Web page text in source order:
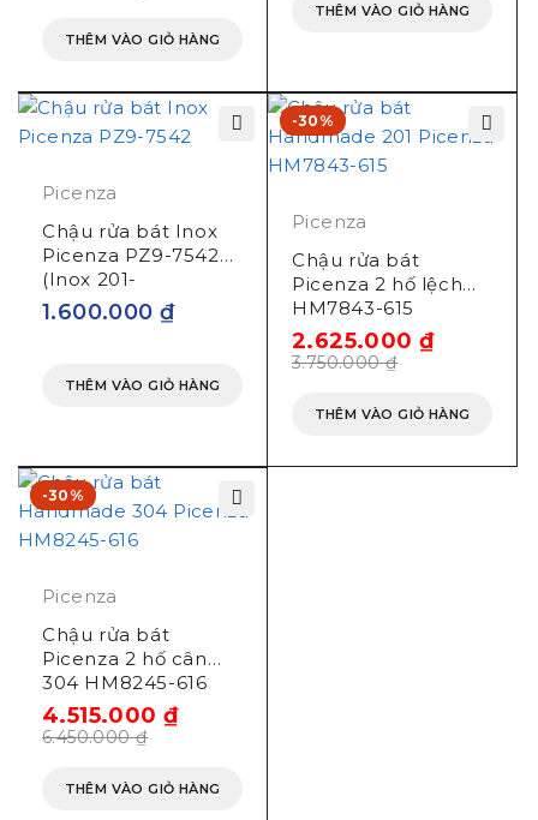
THÊM VÀO GIỎ HÀNG
THÊM VÀO GIỎ HÀNG
Picenza
Chậu rửa bát Inox
Picenza PZ9-7542
(Inox 201-
747x422x214mm)
1.600.000₫
THÊM VÀO GIỎ HÀNG
-30%
Picenza
Chậu rửa bát
Picenza 2 hố lệch
HM7843-615
(780x430mm)
3.750.000₫
2.625.000₫
THÊM VÀO GIỎ HÀNG
-30%
Picenza
Chậu rửa bát
Picenza 2 hố cân
304 HM8245-616
(820x450mm)
6.450.000₫
4.515.000₫
THÊM VÀO GIỎ HÀNG